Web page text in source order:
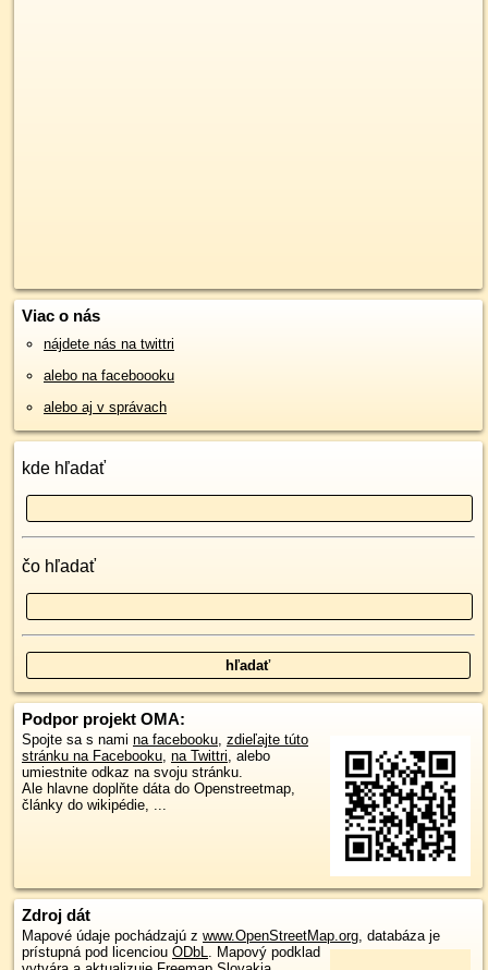
Viac o nás
nájdete nás na twittri
alebo na faceboooku
alebo aj v správach
kde hľadať
čo hľadať
Podpor projekt OMA:
Spojte sa s nami na facebooku, zdieľajte túto
stránku na Facebooku, na Twittri, alebo
umiestnite odkaz na svoju stránku.
Ale hlavne doplňte dáta do Openstreetmap,
články do wikipédie, ...
Zdroj dát
Mapové údaje pochádzajú z www.OpenStreetMap.org, databáza je
prístupná pod licenciou ODbL. Mapový podklad